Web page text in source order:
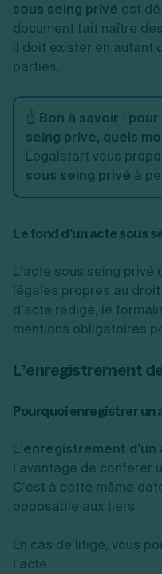
sous seing privé est
document fait naître
il doit exister en autant
parties.
☝️ Bon à savoir :
seing privé, quels
Legalstart vous
sous seing privé à
Le fond d’un acte sous
L’acte sous seing
légales propres au
d’acte rédigé, le
mentions obligatoires
L’enregistrement
Pourquoi enregistrer un
L’enregistrement
l’avantage de conférer
C’est à cette même
opposable aux tiers.
En cas de litige, vous
l’acte.